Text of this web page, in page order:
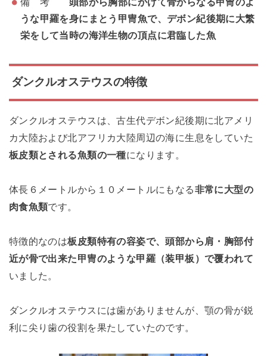
うな甲羅を身にまとう甲冑魚で、デボン紀後期に大繁
栄をして当時の海洋生物の頂点に君臨した魚
ダンクルオステウスの特徴
ダンクルオステウスは、古生代デボン紀後期に北アメリ
カ大陸および北アフリカ大陸周辺の海に生息をしていた
板皮類とされる魚類の一種になります。
体長６メートルから１０メートルにもなる非常に大型の
肉食魚類です。
特徴的なのは板皮類特有の容姿で、頭部から肩・胸部付
近が骨で出来た甲冑のような甲羅（装甲板）で覆われて
いました。
ダンクルオステウスには歯がありませんが、顎の骨が鋭
利に尖り歯の役割を果たしていたのです。